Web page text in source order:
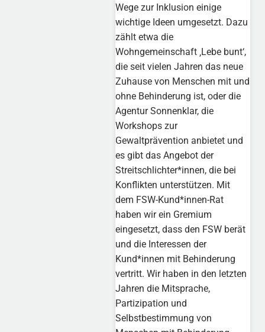
Wege zur Inklusion einige
wichtige Ideen umgesetzt. Dazu
zählt etwa die
Wohngemeinschaft ‚Lebe bunt‘,
die seit vielen Jahren das neue
Zuhause von Menschen mit und
ohne Behinderung ist, oder die
Agentur Sonnenklar, die
Workshops zur
Gewaltprävention anbietet und
es gibt das Angebot der
Streitschlichter*innen, die bei
Konflikten unterstützen. Mit
dem FSW-Kund*innen-Rat
haben wir ein Gremium
eingesetzt, dass den FSW berät
und die Interessen der
Kund*innen mit Behinderung
vertritt. Wir haben in den letzten
Jahren die Mitsprache,
Partizipation und
Selbstbestimmung von